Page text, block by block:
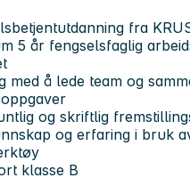
fra
5 år fengselsfaglig
med å lede team og
og skriftlig
og erfaring i bruk
klasse B